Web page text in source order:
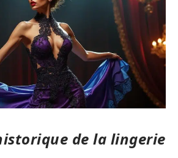
de la lingerie